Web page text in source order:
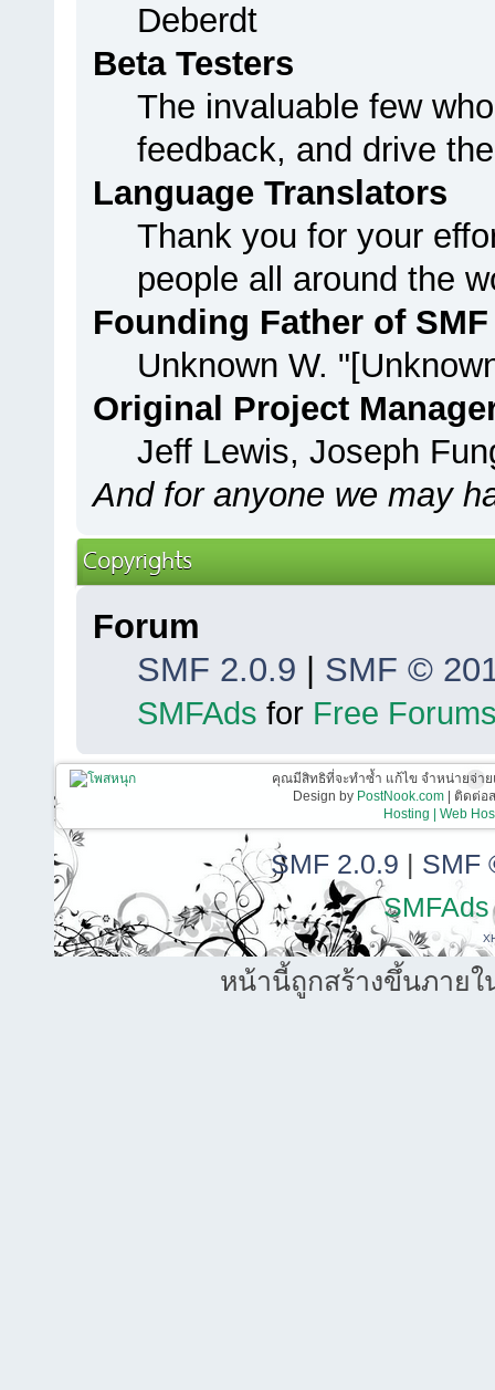
Deberdt
Beta Testers
The invaluable few
feedback, and drive
Language Translators
Thank you for your
people all around the
Founding Father of SMF
Unknown W.
Original Project
Jeff Lewis, Joseph
And for anyone we may
Copyrights
Forum
SMF 2.0.9
SMF ©
SMFAds for Free
คุณมีสิทธิที่จะทำซ้ำ แก้ไข จำหน่ายจ่า
Design by PostNook.com| ติดต่อส
Hosting | Web
SMF 2.0.9 | SMF
SMFAds
หน้านี้ถูกสร้างขึ้นภายใ